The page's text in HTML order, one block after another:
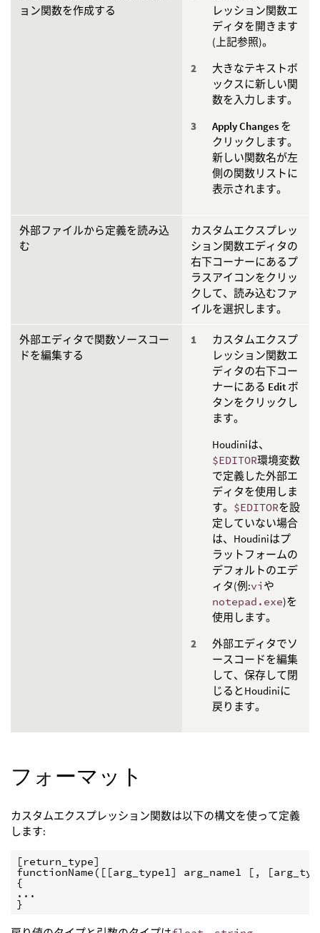
ョン関数を作成する
レッション関数エ
ディタを開きます
(上記参照)。
大きなテキストボ
ックスに新しい関
数を入力します。
Apply Changes を
クリックします。
新しい関数名が左
側の関数リストに
表示されます。
外部ファイルから定義を読み込
む
カスタムエクスプレッ
ション関数エディタの
右下コーナーにあるプ
ラスアイコンをクリッ
クして、読み込むファ
イルを選択します。
外部エディタで関数ソースコー
ドを編集する
カスタムエクスプ
レッション関数エ
ディタの右下コー
ナーにある Edit ボ
タンをクリックし
ます。
Houdiniは、
$EDITOR環境変数
で定義した外部エ
ディタを使用しま
す。 $EDITORを設
定していない場合
は、Houdiniはプ
ラットフォームの
デフォルトのエデ
ィタ(例:vi や
notepad.exe)を
使用します。
外部エディタでソ
ースコードを編集
して、保存して閉
じるとHoudiniに
戻ります。
フォーマット
カスタムエクスプレッション関数は以下の構文を使って定義
します:
[return_type]
functionName([[arg_type1] arg_name1 [,
{
...
}